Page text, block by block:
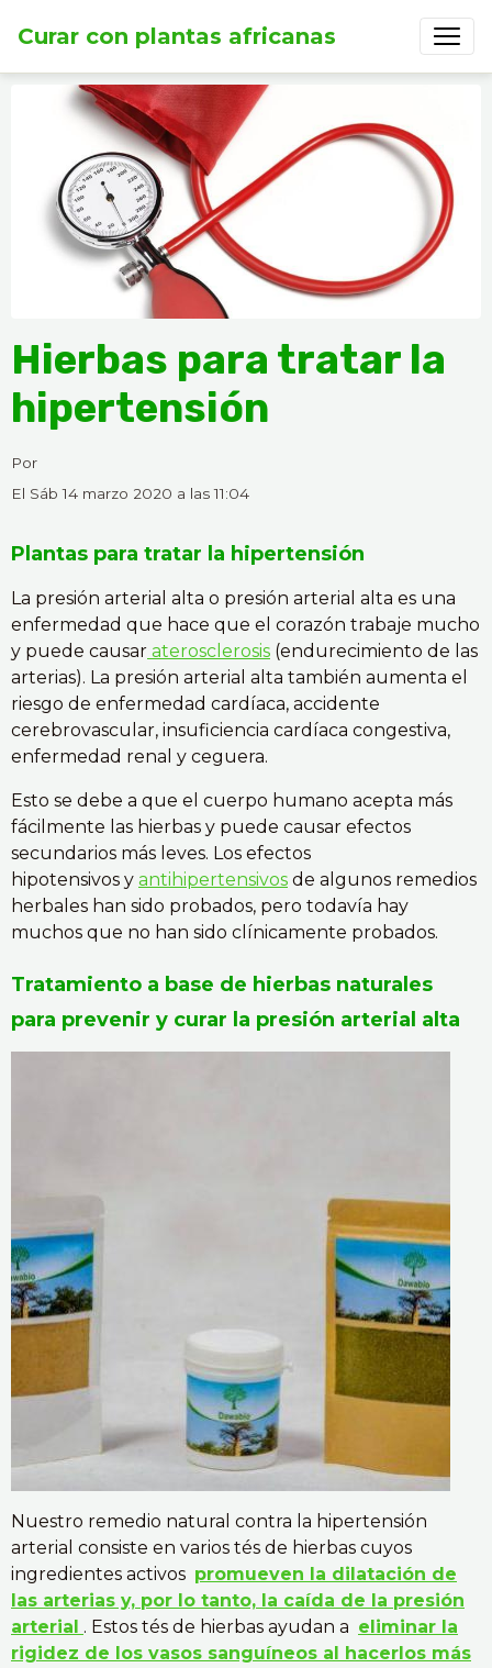
Curar con plantas africanas
Hierbas para tratar la
hipertensión
Por
El Sáb 14 marzo 2020 a las 11:04
Plantas para tratar la hipertensión
La presión arterial alta o presión arterial alta es una
enfermedad que hace que el corazón trabaje mucho
y puede causar aterosclerosis (endurecimiento de las
arterias). La presión arterial alta también aumenta el
riesgo de enfermedad cardíaca, accidente
cerebrovascular, insuficiencia cardíaca congestiva,
enfermedad renal y ceguera.
Esto se debe a que el cuerpo humano acepta más
fácilmente las hierbas y puede causar efectos
secundarios más leves. Los efectos
hipotensivos y antihipertensivos de algunos remedios
herbales han sido probados, pero todavía hay
muchos que no han sido clínicamente probados.
Tratamiento a base de hierbas naturales
para prevenir y curar la presión arterial alta
Nuestro remedio natural contra la hipertensión
arterial consiste en varios tés de hierbas cuyos
ingredientes activos promueven la dilatación de
las arterias y, por lo tanto, la caída de la presión
arterial . Estos tés de hierbas ayudan a eliminar la
rigidez de los vasos sanguíneos al hacerlos más